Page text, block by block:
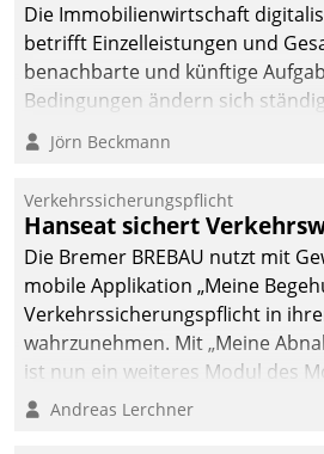
Die Immobilienwirtschaft
betrifft Einzelleistungen und
benachbarte und künftige
Bedingungen ändern sich
technisch die Kontrolle wahren
fürs Wachsen öffnen?
Jörn Beckmann
Verkehrssicherungspflicht
Hanseat sichert
Die Bremer BREBAU nutzt mit
mobile Applikation „Meine
Verkehrssicherungspflicht in
wahrzunehmen. Mit „Meine
ist nun ein weiteres Modul des
Einsatz.
Andreas Lerchner